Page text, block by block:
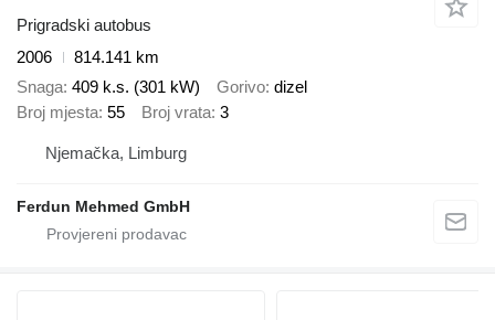
Prigradski autobus
2006
814.141 km
Snaga 409 k.s. (301 kW) Gorivo dizel
Broj mjesta 55 Broj vrata 3
Njemačka, Limburg
Ferdun Mehmed GmbH